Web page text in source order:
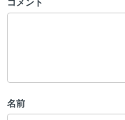
以下の書き込みを禁止と
・一度削除された投稿
コメント
名前